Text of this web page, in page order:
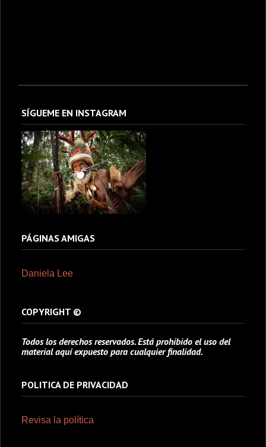
SÍGUEME EN INSTAGRAM
PÁGINAS AMIGAS
Daniela Lee
COPYRIGHT ©
Todos los derechos reservados. Está prohibido el uso del
material aquí expuesto para cualquier finalidad.
POLITICA DE PRIVACIDAD
Revisa la política